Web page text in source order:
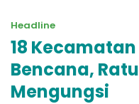
Headline
18
Bencana,
Mengungsi